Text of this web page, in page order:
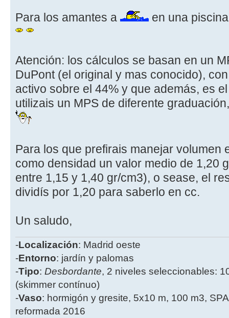
Para los amantes a en una
Atención: los cálculos se basan en un
DuPont (el original y mas conocido),
activo sobre el 44% y que además, es
utilizais un MPS de diferente
Para los que prefirais manejar volumen
como densidad un valor medio de 1,20
entre 1,15 y 1,40 gr/cm3), o sease, el
dividís por 1,20 para saberlo en cc.
Un saludo,
-Localización: Madrid oeste
-Entorno: jardín y palomas
-Tipo: Desbordante, 2 niveles seleccionables:
(skimmer contínuo)
-Vaso: hormigón y gresite, 5x10 m, 100 m3,
reformada 2016